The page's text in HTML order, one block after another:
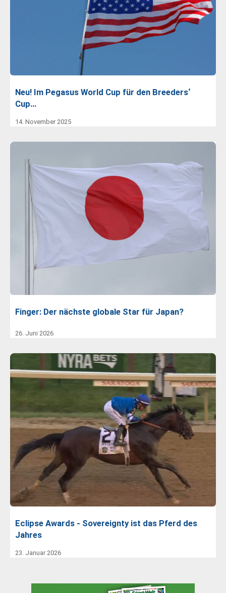
Neu! Im Pegasus World Cup für den Breeders‘
Cup…
14. November 2025
Finger: Der nächste globale Star für Japan?
26. Juni 2026
Eclipse Awards - Sovereignty ist das Pferd des
Jahres
23. Januar 2026